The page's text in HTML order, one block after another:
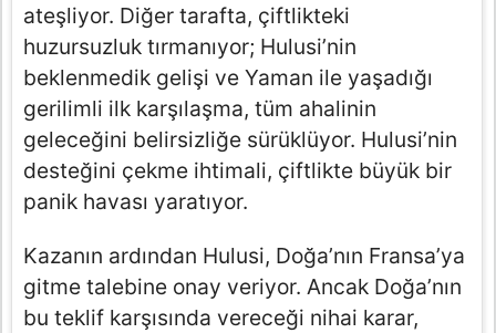
ateşliyor. Diğer tarafta, çiftlikteki
huzursuzluk tırmanıyor; Hulusi’nin
beklenmedik gelişi ve Yaman ile yaşadığı
gerilimli ilk karşılaşma, tüm ahalinin
geleceğini belirsizliğe sürüklüyor. Hulusi’nin
desteğini çekme ihtimali, çiftlikte büyük bir
panik havası yaratıyor.
Kazanın ardından Hulusi, Doğa’nın Fransa’ya
gitme talebine onay veriyor. Ancak Doğa’nın
bu teklif karşısında vereceği nihai karar,